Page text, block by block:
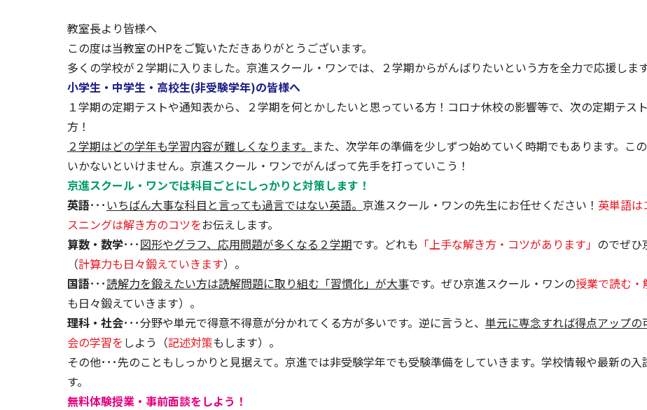
教室長より皆様へ
この度は当教室のHPをご覧いただきありがとうございます。
多くの学校が２学期に入りました。京進スクール・ワンでは、２学期からがんばりたいという方を全力で応援しま
小学生・中学生・高校生(非受験学年)の皆様へ
１学期の定期テストや通知表から、２学期を何とかしたいと思っている方！コロナ休校の影響等で、次の定期テス
方！
２学期はどの学年も学習内容が難しくなります。 また、次学年の準備を少しずつ始めていく時期でもあります。こ
いかないといけません。京進スクール・ワンでがんばって先手を打っていこう！
京進スクール・ワンでは科目ごとにしっかりと対策します！
英語･･･ いちばん大事な科目と言っても過言ではない英語。 京進スクール・ワンの先生にお任せください！ 英単語は
スニングは解き方のコツをお伝えします。
算数・数学･･･図形やグラフ、応用問題が多くなる２学期です。どれも 「上手な解き方・コツがあります」 のでぜひ
（計算力も日々鍛えていきます）。
国語･･･読解力を鍛えたい方は読解問題に取り組む「習慣化」が大事です。ぜひ京進スクール・ワンの授業で読む・
も日々鍛えていきます）。
理科・社会･･･分野や単元で得意不得意が分かれてくる方が多いです。逆に言うと、 単元に専念すれば得点アップの
会の学習を しよう（記述対策もします）。
その他･･･先のこともしっかりと見据えて。京進では非受験学年でも受験準備をしていきます。学校情報や最新の
す。
無料体験授業・事前面談をしよう！